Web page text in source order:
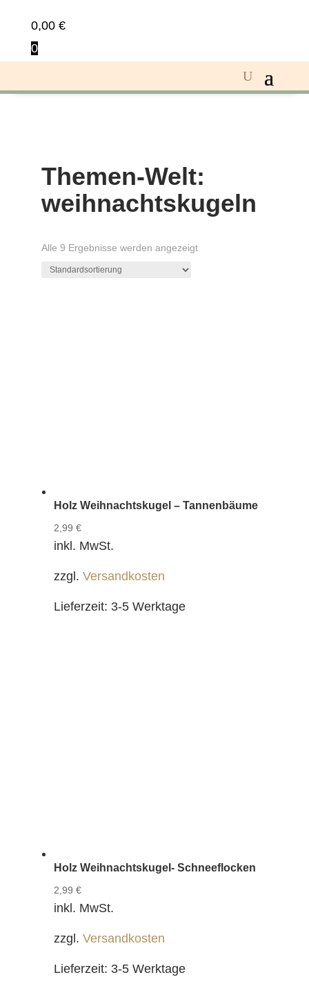
0,00 €
0
Themen-Welt:
weihnachtskugeln
Alle 9 Ergebnisse werden angezeigt
Holz Weihnachtskugel – Tannenbäume
2,99 €
inkl. MwSt.
zzgl. Versandkosten
Lieferzeit: 3-5 Werktage
Holz Weihnachtskugel- Schneeflocken
2,99 €
inkl. MwSt.
zzgl. Versandkosten
Lieferzeit: 3-5 Werktage